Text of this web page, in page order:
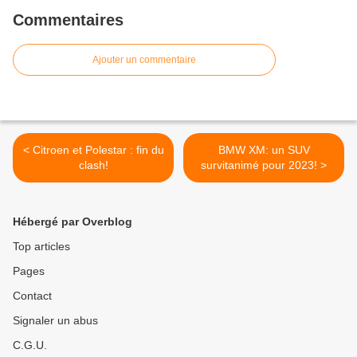
Commentaires
Ajouter un commentaire
< Citroen et Polestar : fin du
clash!
BMW XM: un SUV
survitanimé pour 2023! >
Hébergé par Overblog
Top articles
Pages
Contact
Signaler un abus
C.G.U.